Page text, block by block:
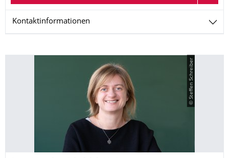
Kontaktinformationen
© Steffen Schreiber